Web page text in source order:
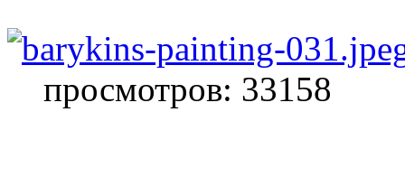
просмотров: 33158